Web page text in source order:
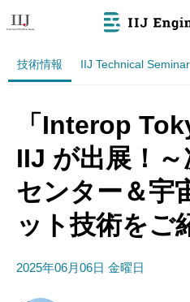
技術情報 IIJ Technical Seminar
「Interop
IIJ が出展！
センター＆宇
ット技術をご
2025年06月06日 金曜日